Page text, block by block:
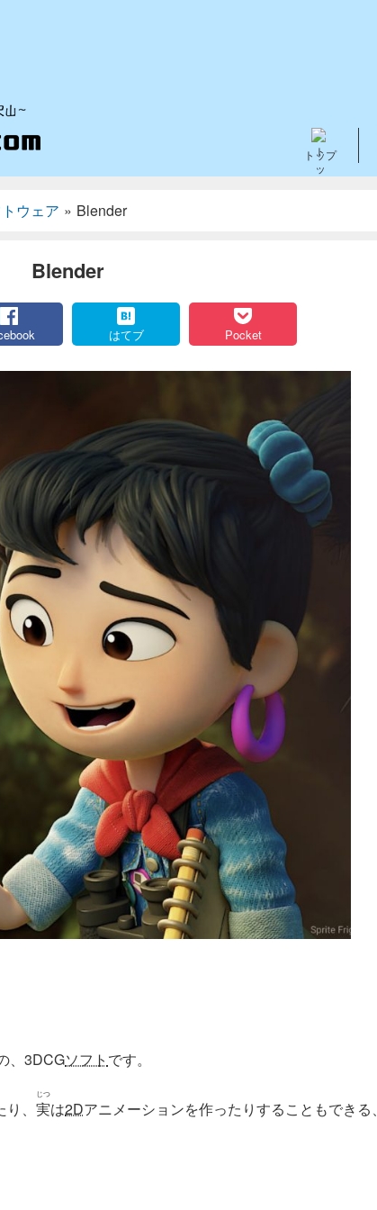
トップ
ウェア » Blender
Blender
はてブ Pocket
、3DCGソフト です。
、 実
じつ
は2Dアニメーションを作ったりすることもできる、